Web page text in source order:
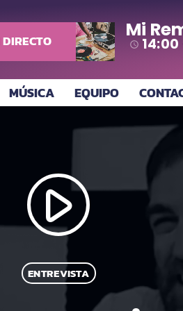
Mi
access_time
MÚSICA EQUIPO
play_arrow
ENTREVISTA